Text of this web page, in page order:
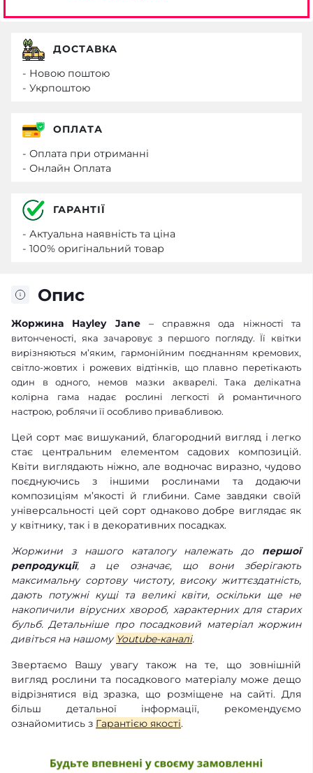
Опис
Жоржина Hayley Jane–справжня ода ніжності та
витонченості, яка зачаровує з першого погляду. Її квітки
вирізняються м’яким, гармонійним поєднанням кремових,
світло-жовтих і рожевих відтінків, що плавно перетікають
один в одного, немов мазки акварелі. Така делікатна
колірна гама надає рослині легкості й романтичного
настрою, роблячи її особливо привабливою.
Цей сорт має вишуканий, благородний вигляд і легко
стає центральним елементом садових композицій.
Квіти виглядають ніжно, але водночас виразно, чудово
поєднуючись з іншими рослинами та додаючи
композиціям м’якості й глибини. Саме завдяки своїй
універсальності цей сорт однаково добре виглядає як
у квітнику, так і в декоративних посадках.
Жоржини з нашого каталогу належать до першої
репродукції, а це означає, що вони зберігають
максимальну сортову чистоту, високу життєздатність,
дають потужні кущі та великі квіти, оскільки ще не
накопичили вірусних хвороб, характерних для старих
бульб. Детальніше про посадковий матеріал жоржин
дивіться на нашому Youtube-каналі.
Звертаємо Вашу увагу також на те, що зовнішній
вигляд рослини та посадкового матеріалу може дещо
відрізнятися від зразка, що розміщене на сайті. Для
більш детальної інформації, рекомендуємо
ознайомитись з Гарантією якості.
ДОСТАВКА
- Новою поштою
- Укрпоштою
ОПЛАТА
- Оплата при отриманні
- Онлайн Оплата
ГАРАНТІЇ
- Актуальна наявність та ціна
- 100% оригінальний товар